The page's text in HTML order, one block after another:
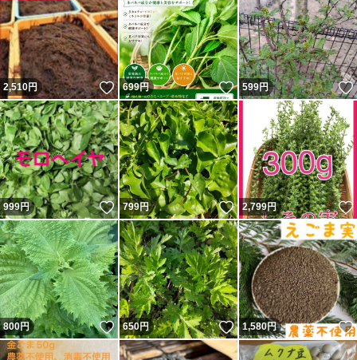
2,510円 いいね！
699円 いいね！
599円
999円 いいね！
799円 いいね！
2,799円
800円 いいね！
650円 いいね！
1,580円